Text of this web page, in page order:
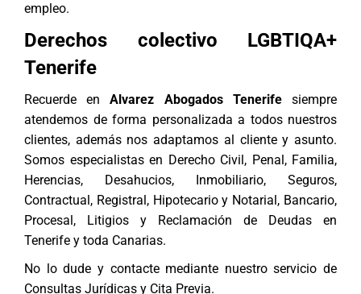
empleo.
Derechos colectivo LGBTIQA+
Tenerife
Recuerde enAlvarez Abogados Tenerifesiempre
atendemos de forma personalizada a todos nuestros
clientes, además nos adaptamos al cliente y asunto.
Somos especialistas en Derecho Civil, Penal, Familia,
Herencias, Desahucios, Inmobiliario, Seguros,
Contractual, Registral, Hipotecario y Notarial, Bancario,
Procesal, Litigios y Reclamación de Deudas en
Tenerife y toda Canarias.
No lo dude y contacte mediante nuestro servicio de
Consultas Jurídicas y Cita Previa.